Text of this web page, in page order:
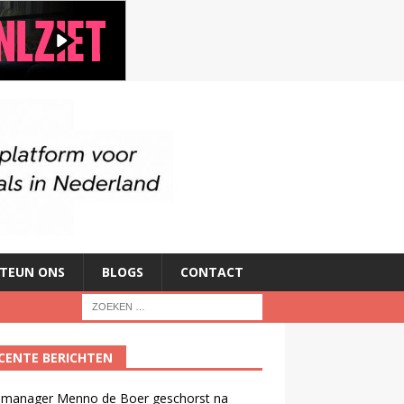
ONS BLOGS CONTACT
BERICHTEN
Menno de Boer geschorst na